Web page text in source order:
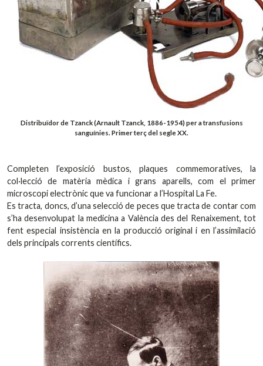
Distribuïdor de Tzanck (Arnault Tzanck, 1886-1954) per a transfusions
sanguínies. Primer terç del segle XX.
Completen l’exposició bustos, plaques commemoratives, la
col·lecció de matèria mèdica i grans aparells, com el primer
microscopi electrònic que va funcionar a l’Hospital La Fe.
Es tracta, doncs, d’una selecció de peces que tracta de contar com
s’ha desenvolupat la medicina a València des del Renaixement, tot
fent especial insistència en la producció original i en l’assimilació
dels principals corrents científics.